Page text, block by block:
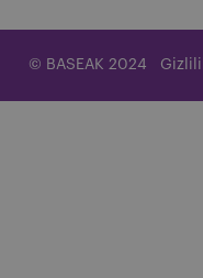
© BASEAK 2024